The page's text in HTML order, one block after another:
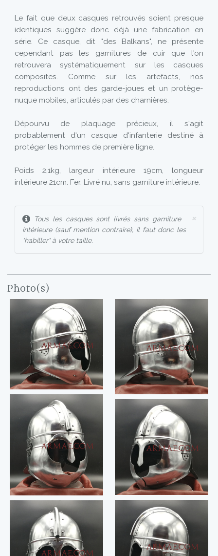
Le fait que deux casques retrouvés soient presque
identiques suggère donc déjà une fabrication en
série. Ce casque, dit "des Balkans", ne présente
cependant pas les garnitures de cuir que l'on
retrouvera systématiquement sur les casques
composites. Comme sur les artefacts, nos
reproductions ont des garde-joues et un protège-
nuque mobiles, articulés par des charnières.
Dépourvu de plaquage précieux, il s'agit
probablement d'un casque d'infanterie destiné à
protéger les hommes de première ligne.
Poids 2,1kg, largeur intérieure 19cm, longueur
intérieure 21cm. Fer. Livré nu, sans garniture intérieure.
×
Tous les casques sont livrés sans garniture
intérieure (sauf mention contraire), il faut donc les
"habiller" à votre taille.
Photo(s)